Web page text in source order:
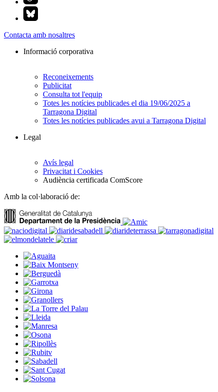
Contacta amb nosaltres
Informació corporativa
Reconeixements
Publicitat
Consulta tot l'equip
Totes les notícies publicades el dia 19/06/2025 a
Tarragona Digital
Totes les notícies publicades avui a Tarragona Digital
Legal
Avís legal
Privacitat i Cookies
Audiència certificada ComScore
Amb la col·laboració de: